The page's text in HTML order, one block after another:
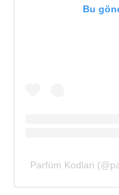
Bu
Parfüm Kodlari